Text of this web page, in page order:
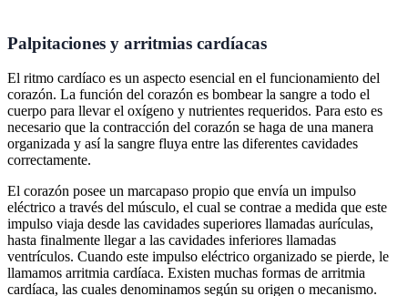
Palpitaciones y arritmias cardíacas
El ritmo cardíaco es un aspecto esencial en el funcionamiento del
corazón. La función del corazón es bombear la sangre a todo el
cuerpo para llevar el oxígeno y nutrientes requeridos. Para esto es
necesario que la contracción del corazón se haga de una manera
organizada y así la sangre fluya entre las diferentes cavidades
correctamente.
El corazón posee un marcapaso propio que envía un impulso
eléctrico a través del músculo, el cual se contrae a medida que este
impulso viaja desde las cavidades superiores llamadas aurículas,
hasta finalmente llegar a las cavidades inferiores llamadas
ventrículos. Cuando este impulso eléctrico organizado se pierde, le
llamamos arritmia cardíaca. Existen muchas formas de arritmia
cardíaca, las cuales denominamos según su origen o mecanismo.